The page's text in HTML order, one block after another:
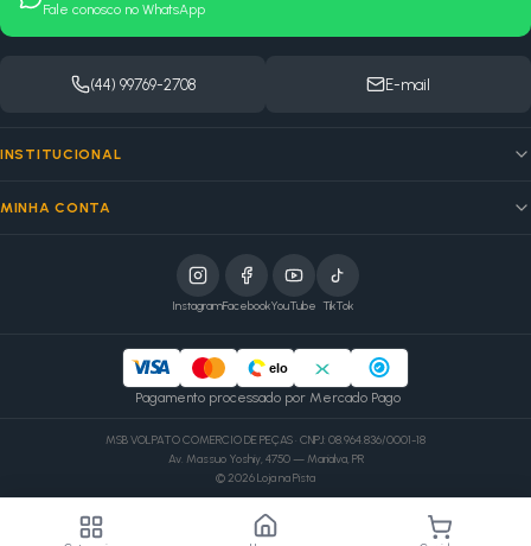
Fale conosco no WhatsApp
(44) 99769-2708 E-mail
INSTITUCIONAL
MINHA CONTA
InstagramFacebookYouTube TikTok
elo
Pagamento processado por Mercado Pago
MSB VOLPATO COMERCIO DE PEÇAS · CNPJ: 08.964.836/0001-18
Av. Massuo Yoshiy, 4750 — Marialva, PR
©2026Loja na Pista